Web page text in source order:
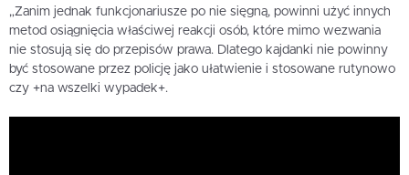
„Zanim jednak funkcjonariusze po nie sięgną, powinni użyć innych
metod osiągnięcia właściwej reakcji osób, które mimo wezwania
nie stosują się do przepisów prawa. Dlatego kajdanki nie powinny
być stosowane przez policję jako ułatwienie i stosowane rutynowo
czy +na wszelki wypadek+.